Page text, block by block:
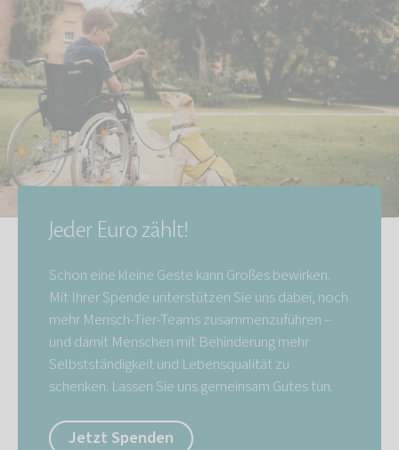
Jeder Euro zählt!
Schon eine kleine Geste kann Großes bewirken.
Mit Ihrer Spende unterstützen Sie uns dabei, noch
mehr Mensch-Tier-Teams zusammenzuführen –
und damit Menschen mit Behinderung mehr
Selbstständigkeit und Lebensqualität zu
schenken. Lassen Sie uns gemeinsam Gutes tun.
Jetzt Spenden